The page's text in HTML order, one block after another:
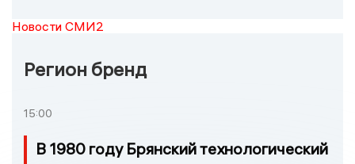
Новости СМИ2
Регион бренд
15:00
В 1980 году Брянский технологический